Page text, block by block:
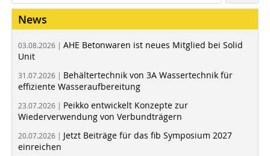
News
03.08.2026 | AHE Betonwaren ist neues Mitglied bei Solid
Unit
31.07.2026 | Behältertechnik von 3A Wassertechnik für
effiziente Wasseraufbereitung
23.07.2026 | Peikko entwickelt Konzepte zur
Wiederverwendung von Verbundträgern
20.07.2026 | Jetzt Beiträge für das fib Symposium 2027
einreichen